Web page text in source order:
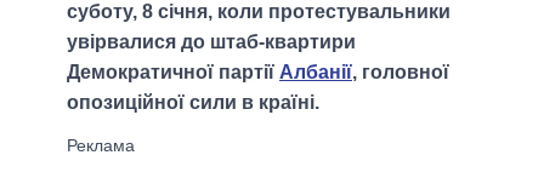
суботу, 8 січня, коли протестувальники
увірвалися до штаб-квартири
Демократичної партії Албанії, головної
опозиційної сили в країні.